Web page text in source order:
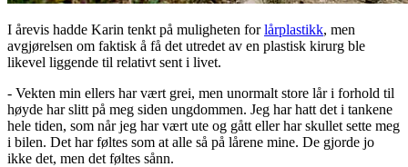
I årevis hadde Karin tenkt på muligheten forlårplastikk, men
avgjørelsen om faktisk å få det utredet av en plastisk kirurg ble
likevel liggende til relativt sent i livet.
- Vekten min ellers har vært grei, men unormalt store lår i forhold til
høyde har slitt på meg siden ungdommen. Jeg har hatt det i tankene
hele tiden, som når jeg har vært ute og gått eller har skullet sette meg
i bilen. Det har føltes som at alle så på lårene mine. De gjorde jo
ikke det, men det føltes sånn.